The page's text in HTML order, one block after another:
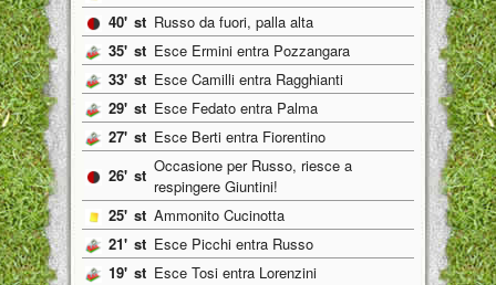
40' st Russo da fuori, palla alta
35' st Esce Ermini entra Pozzangara
33' st Esce Camilli entra Ragghianti
29' st Esce Fedato entra Palma
27' st Esce Berti entra Fiorentino
26' st Occasione per Russo, riesce a
respingere Giuntini!
25' st Ammonito Cucinotta
21' st Esce Picchi entra Russo
19' st Esce Tosi entra Lorenzini